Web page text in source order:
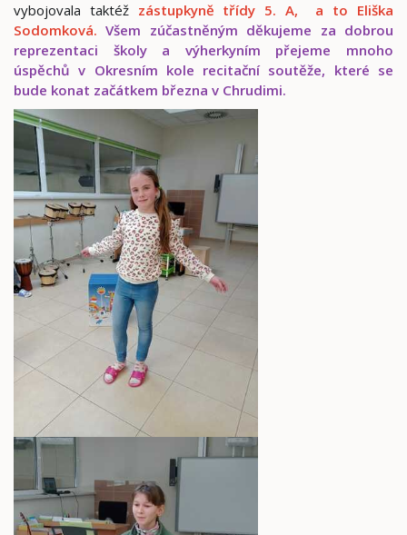
vybojovala taktéž zástupkyně třídy 5. A, a to Eliška
Sodomková. Všem zúčastněným děkujeme za dobrou
reprezentaci školy a výherkyním přejeme mnoho
úspěchů v Okresním kole recitační soutěže, které se
bude konat začátkem března v Chrudimi.